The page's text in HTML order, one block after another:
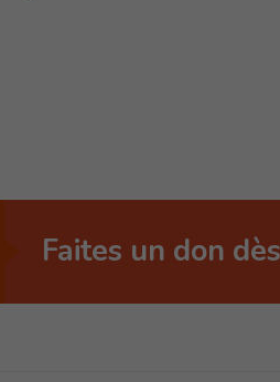
Faites un don